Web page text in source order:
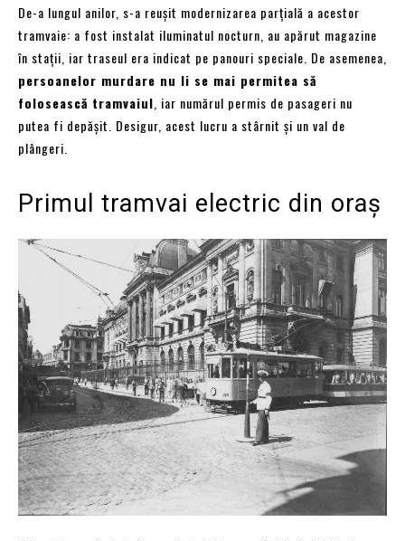
De-a lungul anilor, s-a reușit modernizarea parțială a acestor
tramvaie: a fost instalat iluminatul nocturn, au apărut magazine
în stații, iar traseul era indicat pe panouri speciale. De asemenea,
persoanelor murdare nu li se mai permitea să
folosească tramvaiul , iar numărul permis de pasageri nu
putea fi depășit. Desigur, acest lucru a stârnit și un val de
plângeri.
Primul tramvai electric din oraș